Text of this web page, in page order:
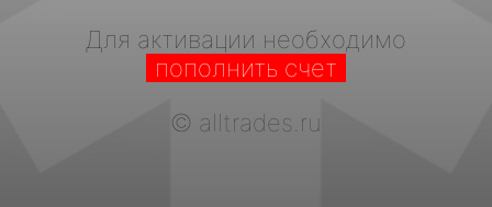
Для активации необходимо
пополнить счет
© alltrades.ru